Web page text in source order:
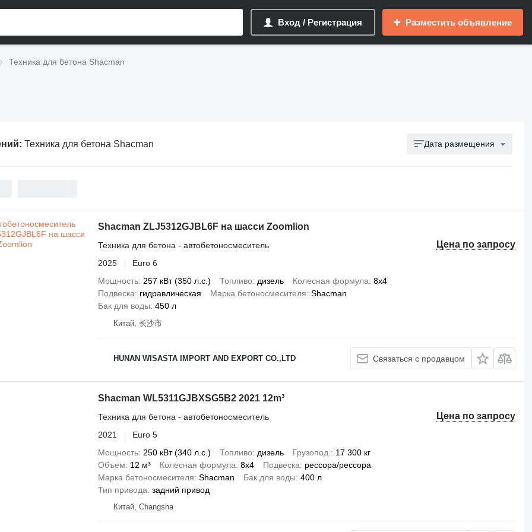
Вход / Регистрация Разместить объявление
Техника для бетона Shacman
Техника для бетона Shacman Дата размещения
Shacman ZLJ5312GJBL6F на шасси Zoomlion
Цена по запросу
Техника для бетона - автобетоносмеситель
2025
Euro 6
Мощность 257 кВт (350 л.с.) Топливо дизель Колесная формула 8x4
Подвеска
гидравлическая Марка бетоносмесителя Shacman
Бак для воды 450 л
Китай, 长沙市
HUNAN WISASTA IMPORT AND EXPORT CO.,LTD Связаться с продавцом
Shacman WL5311GJBXSG5B2 2021 12m³
Цена по запросу
Техника для бетона - автобетоносмеситель
2021
Euro 5
Мощность 250 кВт (340 л.с.) Топливо дизель Грузопод.
17 300 кг
Объем
12 м³ Колесная формула 8x4 Подвеска
рессора/рессора
Марка бетоносмесителя Shacman Бак для воды 400 л
Тип привода задний привод
Китай, Changsha